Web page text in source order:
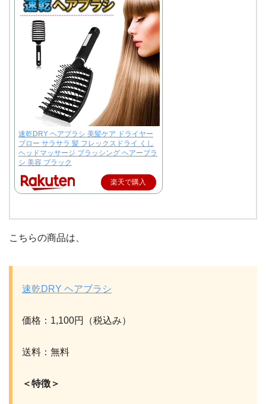
速乾DRY ヘアブラシ 美髪ケア ドライヤー
ブロー サラサラ 髪 フレックスドライ くし
ヘッドマッサージ ブラッシング ヘアーブラ
シ 美容 ブラック
楽天で購入
こちらの商品は、
速乾DRY ヘアブラシ
価格：1,100円（税込み）
送料：無料
＜特徴＞